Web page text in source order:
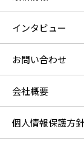
インタビュー
お問い合わせ
会社概要
個人情報保護方針